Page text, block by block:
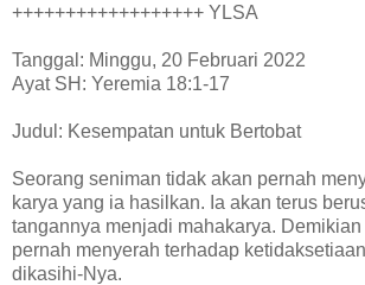
++++++++++++++++++ YLSA
Tanggal: Minggu, 20 Februari 2022
Ayat SH: Yeremia 18:1-17
Judul: Kesempatan untuk Bertobat
Seorang seniman tidak akan pernah
karya yang ia hasilkan. Ia akan terus
tangannya menjadi mahakarya.
pernah menyerah terhadap
dikasihi-Nya.